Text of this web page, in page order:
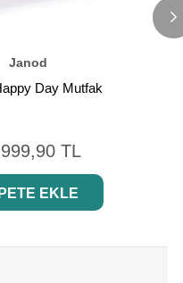
Janod
Day Mutfak
TL
EKLE